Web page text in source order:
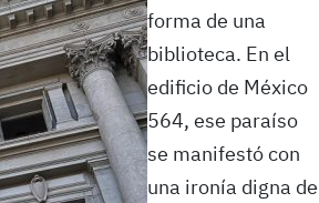
forma de una
biblioteca. En el
edificio de México
564, ese paraíso
se manifestó con
una ironía digna de